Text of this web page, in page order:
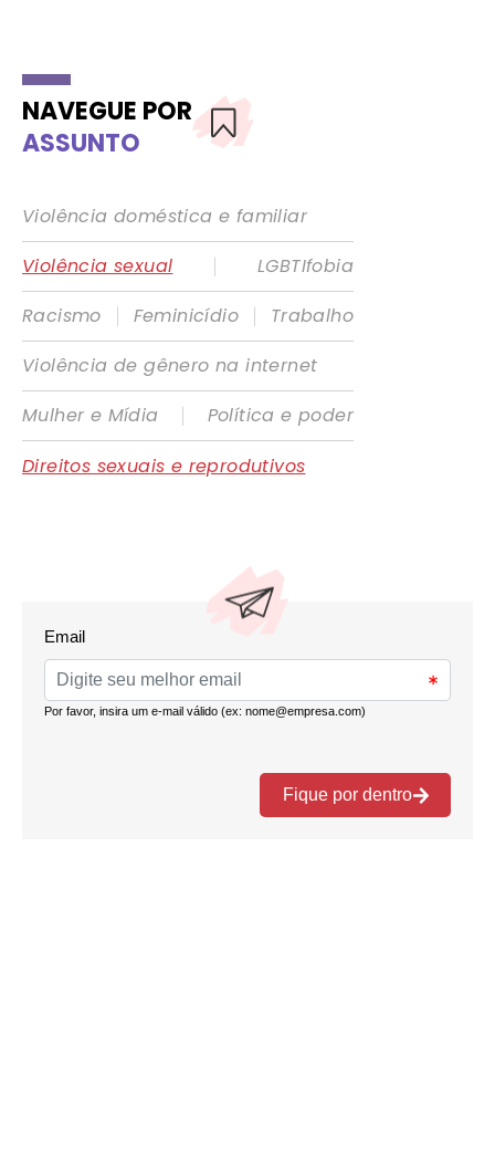
NAVEGUE POR
ASSUNTO
Violência doméstica e familiar
Violência sexual
|
LGBTIfobia
Racismo
| Feminicídio |
Trabalho
Violência de gênero na internet
Mulher e Mídia
|
Política e poder
Direitos sexuais e reprodutivos